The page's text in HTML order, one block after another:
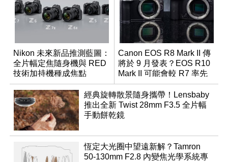
Nikon 未來新品推測藍圖：
全片幅定焦隨身機與 RED
技術加持機種成焦點
Canon EOS R8 Mark II 傳
將於 9 月發表？EOS R10
Mark II 可能會較 R7 率先
推出
經典旋轉散景隨身攜帶！Lensbaby
推出全新 Twist 28mm F3.5 全片幅
手動餅乾鏡
恆定大光圈中望遠新解？Tamron
50-130mm F2.8 內變焦光學系統專